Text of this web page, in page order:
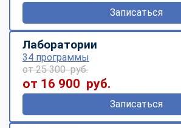
Записаться
Лаборатории
34 программы
от 25 300 руб.
от 16 900 руб.
Записаться